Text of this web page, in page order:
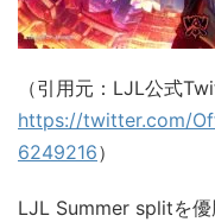
（引用元：LJL公式
https://twitter.com/
6249216）
LJL Summer splitを